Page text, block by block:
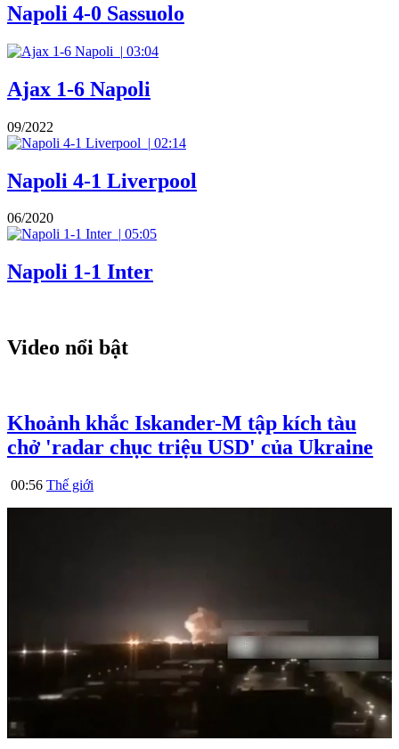
Napoli 4-0 Sassuolo
| 03:04
Ajax 1-6 Napoli
09/2022
| 02:14
Napoli 4-1 Liverpool
06/2020
| 05:05
Napoli 1-1 Inter
Video nổi bật
Khoảnh khắc Iskander-M tập kích tàu
chở 'radar chục triệu USD' của Ukraine
00:56 Thế giới